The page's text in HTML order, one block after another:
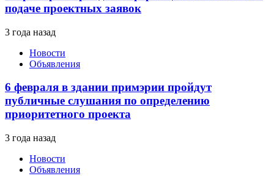
подаче проектных заявок
3 года назад
Новости
Объявления
6 февраля в здании примэрии пройдут
публичные слушания по определению
приоритетного проекта
3 года назад
Новости
Объявления